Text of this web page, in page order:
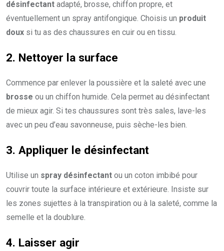
désinfectant adapté, brosse, chiffon propre, et
éventuellement un spray antifongique. Choisis un produit
doux si tu as des chaussures en cuir ou en tissu.
2. Nettoyer la surface
Commence par enlever la poussière et la saleté avec une
brosse ou un chiffon humide. Cela permet au désinfectant
de mieux agir. Si tes chaussures sont très sales, lave-les
avec un peu d’eau savonneuse, puis sèche-les bien.
3. Appliquer le désinfectant
Utilise un spray désinfectant ou un coton imbibé pour
couvrir toute la surface intérieure et extérieure. Insiste sur
les zones sujettes à la transpiration ou à la saleté, comme la
semelle et la doublure.
4. Laisser agir